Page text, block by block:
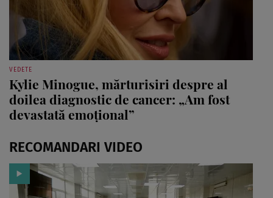
VEDETE
Kylie Minogue, mărturisiri despre al
doilea diagnostic de cancer: „Am fost
devastată emoțional”
RECOMANDARI VIDEO